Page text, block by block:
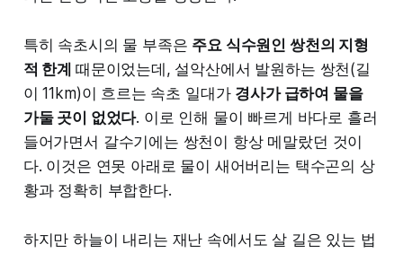
특히 속초시의 물 부족은 주요 식수원인 쌍천의 지형
적 한계 때문이었는데, 설악산에서 발원하는 쌍천(길
이 11km)이 흐르는 속초 일대가 경사가 급하여 물을
가둘 곳이 없었다. 이로 인해 물이 빠르게 바다로 흘러
들어가면서 갈수기에는 쌍천이 항상 메말랐던 것이
다. 이것은 연못 아래로 물이 새어버리는 택수곤의 상
황과 정확히 부합한다.
하지만 하늘이 내리는 재난 속에서도 살 길은 있는 법